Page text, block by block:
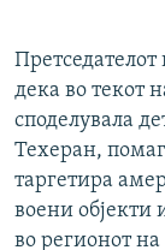
Претседателот
дека во текот
споделувала
Техеран,
таргетира
воени објекти
во регионот